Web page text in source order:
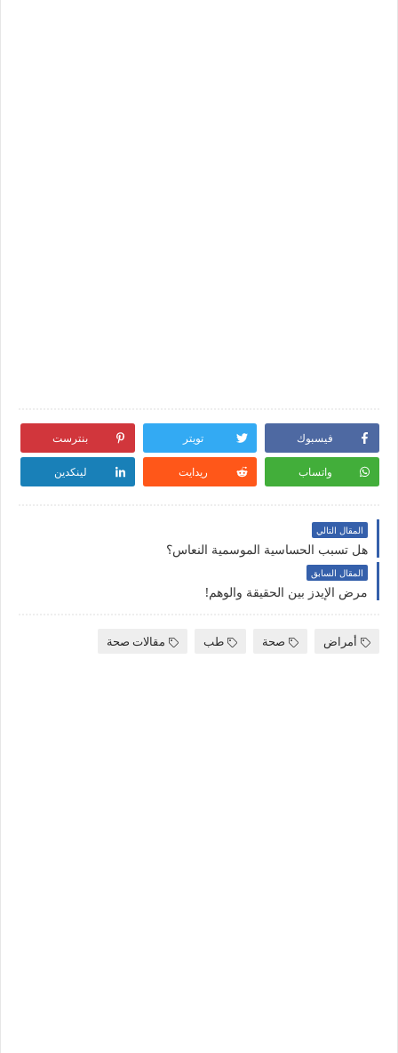
فيسبوك تويتر بنترست
واتساب ريدايت لينكدين
المقال التالي
هل تسبب الحساسية الموسمية النعاس؟
المقال السابق
مرض الإيدز بين الحقيقة والوهم!
أمراض صحة طب مقالات صحة